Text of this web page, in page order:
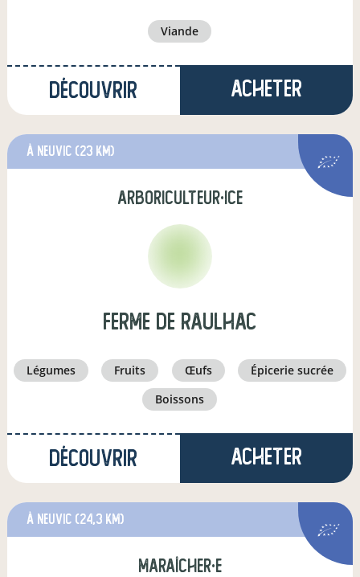
viande
Découvrir Acheter
à Neuvic (23 km)
arboriculteur·ice
FERME DE RAULHAC
légumes fruits œufs
épicerie sucrée
boissons
Découvrir Acheter
à Neuvic (24,3 km)
maraîcher·e